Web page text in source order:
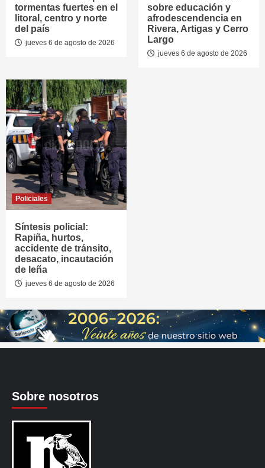
tormentas fuertes en el
litoral, centro y norte
del país
jueves 6 de agosto de 2026
sobre educación y
afrodescendencia en
Rivera, Artigas y Cerro
Largo
jueves 6 de agosto de 2026
Policiales
Síntesis policial:
Rapiña, hurtos,
accidente de tránsito,
desacato, incautación
de leña
jueves 6 de agosto de 2026
Sobre nosotros